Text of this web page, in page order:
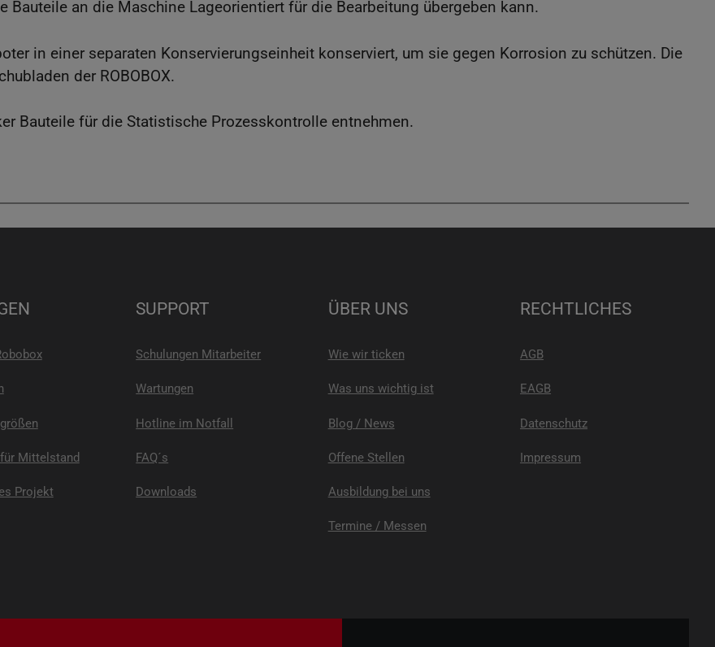
Bauteile an die Maschine Lageorientiert für die Bearbeitung übergeben kann.
in einer separaten Konservierungseinheit konserviert, um sie gegen Korrosion zu schützen. Die
der ROBOBOX.
Bauteile für die Statistische Prozesskontrolle entnehmen.
Mittelstand
Projekt
SUPPORT
Schulungen Mitarbeiter
Wartungen
Hotline im Notfall
FAQ´s
Downloads
ÜBER UNS
Wie wir ticken
Was uns wichtig ist
Blog / News
Offene Stellen
Ausbildung bei uns
Termine / Messen
RECHTLICHES
AGB
EAGB
Datenschutz
Impressum